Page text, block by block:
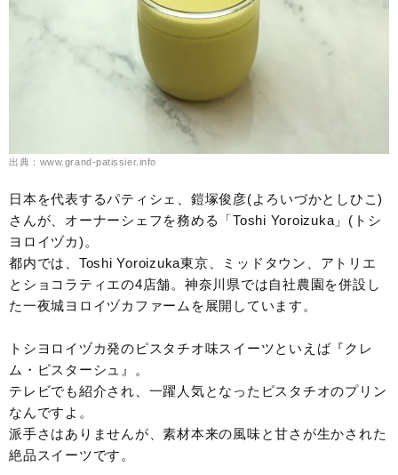
出典：www.grand-patissier.info
日本を代表するパティシェ、鎧塚俊彦(よろいづかとしひこ)
さんが、オーナーシェフを務める「Toshi Yoroizuka」(トシ
ヨロイヅカ)。
都内では、Toshi Yoroizuka東京、ミッドタウン、アトリエ
とショコラティエの4店舗。神奈川県では自社農園を併設し
た一夜城ヨロイヅカファームを展開しています。
トシヨロイヅカ発のピスタチオ味スイーツといえば『クレ
ム・ピスターシュ』。
テレビでも紹介され、一躍人気となったピスタチオのプリン
なんですよ。
派手さはありませんが、素材本来の風味と甘さが生かされた
絶品スイーツです。